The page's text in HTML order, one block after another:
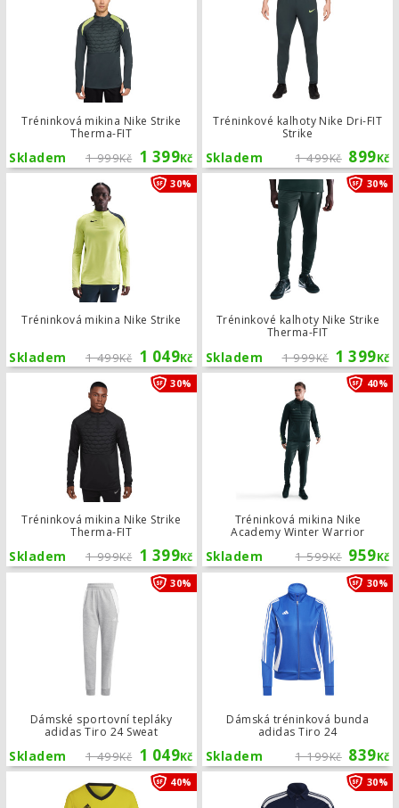
Tréninková mikina Nike Strike
Therma-FIT
1 999Kč 1 399Kč
Skladem
Tréninkové kalhoty Nike Dri-FIT
Strike
1 499Kč 899Kč
Skladem
Tréninková mikina Nike Strike
1 499Kč 1 049Kč
Skladem
30% Tréninková mikina Nike Strike
Tréninkové kalhoty Nike Strike
Therma-FIT
1 999Kč 1 399Kč
Skladem
30%
Tréninková mikina Nike Strike
Therma-FIT
1 999Kč 1 399Kč
Skladem
30% Tréninková mikina Nike Strike
Tréninková mikina Nike
Academy Winter Warrior
1 599Kč 959Kč
Skladem
40%
Dámské sportovní tepláky
adidas Tiro 24 Sweat
1 499Kč 1 049Kč
Skladem
30% Dámské sportovní tepláky adidas
Dámská tréninková bunda
adidas Tiro 24
1 199Kč 839Kč
Skladem
30%
40% Dámský dres adidas Entrada 2230%